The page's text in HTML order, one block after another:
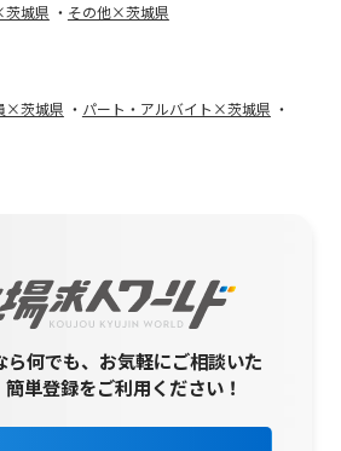
城県 その他×茨城県
×茨城県
パート・アルバイト×茨城県
ら何でも、お気軽にご相談いた
単登録をご利用ください！